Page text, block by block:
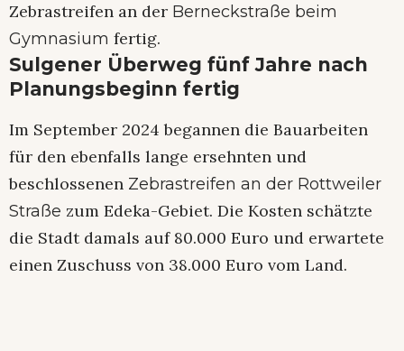
Zebrastreifen an der Berneckstraße beim
Gymnasium fertig.
Sulgener Überweg fünf Jahre nach
Planungsbeginn fertig
Im September 2024 begannen die Bauarbeiten
für den ebenfalls lange ersehnten und
beschlossenen Zebrastreifen an der Rottweiler
Straße zum Edeka-Gebiet. Die Kosten schätzte
die Stadt damals auf 80.000 Euro und erwartete
einen Zuschuss von 38.000 Euro vom Land.